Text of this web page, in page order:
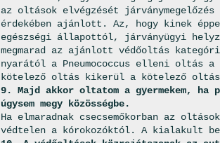
az oltások elvégzését
érdekében ajánlott. Az, hogy kinek
egészségi állapottól, járványügyi
megmarad az ajánlott védőoltás
nyarától a Pneumococcus elleni oltás a
kötelező oltás kikerül a kötelező
9. Majd akkor oltatom a gyermekem,
úgysem megy közösségbe.
Ha elmaradnak csecsemőkorban az
védtelen a kórokozóktól. A kialakult